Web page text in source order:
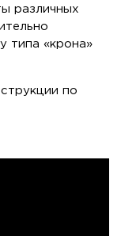
различных
типа «крона»
по